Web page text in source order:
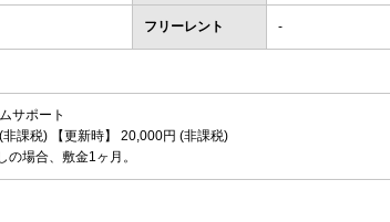
フリーレント -
サポート
非課税) 【更新時】 20,000円 (非課税)
場合、敷金1ヶ月。